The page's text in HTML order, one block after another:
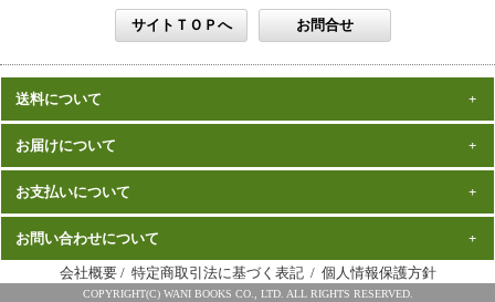
雑誌
送料について
数量、価格に関わらず
※沖縄の送料は1,500円となります。
※商品により諸事情で金額が変更する場合もございます。
※同梱不可の商品もございますのでご注意ください。
詳細はこちら
お届けについて
在庫がある商品につきましては、
お届けとなります。
予約商品は、特典完成後の発送となりますので、
発売（予定）日
から１～２ヶ月程度でのお届けとなります
※お届けは日本国内に限らせていただきます。
お支払いについて
クレジットカード・代金引換がご利用になれます。
お問い合わせについて
ワニブックス スペシャルエディション事務局
会社概要/ 特定商取引法に基づく表記 / 個人情報保護方針
COPYRIGHT(C) WANI BOOKS CO., LTD. ALL RIGHTS RESERVED.